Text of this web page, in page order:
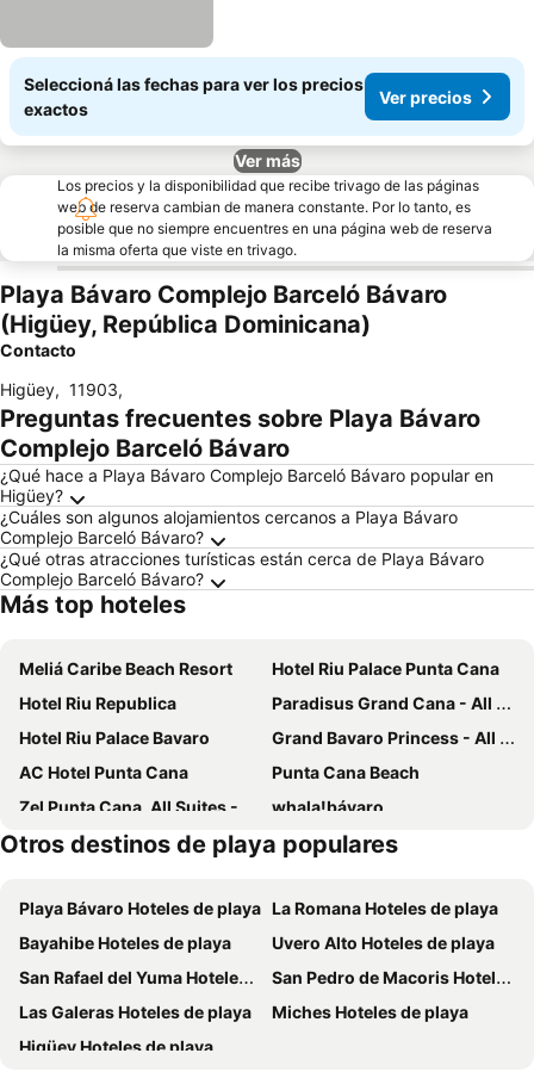
Seleccioná las fechas para ver los precios
exactos
Ver precios
Ver más
Los precios y la disponibilidad que recibe trivago de las páginas
web de reserva cambian de manera constante. Por lo tanto, es
posible que no siempre encuentres en una página web de reserva
la misma oferta que viste en trivago.
Playa Bávaro Complejo Barceló Bávaro
(Higüey, República Dominicana)
Contacto
Higüey, 11903,
Preguntas frecuentes sobre Playa Bávaro
Complejo Barceló Bávaro
¿Qué hace a Playa Bávaro Complejo Barceló Bávaro popular en
Higüey?
¿Cuáles son algunos alojamientos cercanos a Playa Bávaro
Complejo Barceló Bávaro?
¿Qué otras atracciones turísticas están cerca de Playa Bávaro
Complejo Barceló Bávaro?
Más top hoteles
Meliá Caribe Beach Resort
Hotel Riu Palace Punta Cana
Hotel Riu Republica
Paradisus Grand Cana - All Suites
Hotel Riu Palace Bavaro
Grand Bavaro Princess - All Inclusive
AC Hotel Punta Cana
Punta Cana Beach
Zel Punta Cana, All Suites - All inclusive
whala!bávaro
whala!urban punta cana
Hotel Faranda Single 1 Punta Cana - Adults Only
Hotel Riu Palace Macao
HM Bavaro Beach
Bakour Punta Cana Suites
Checkin El Cortecito Beach
Secrets Tides Punta Cana
Excellence Punta Cana
Hotel Maracas Punta Cana
Family Selection at Grand Palladium Select Bávaro
Hotel Gran Real Punta Cana
Otros destinos de playa populares
Playa Bávaro Hoteles de playa La Romana Hoteles de playa
Bayahibe Hoteles de playa
Uvero Alto Hoteles de playa
San Rafael del Yuma Hoteles de playa
San Pedro de Macoris Hoteles de playa
Las Galeras Hoteles de playa
Miches Hoteles de playa
Higüey Hoteles de playa